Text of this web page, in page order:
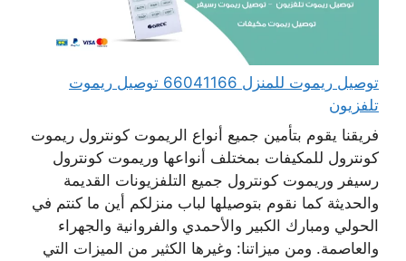
توصيل ريموت للمنزل 66041166 توصيل ريموت
تلفزيون
فريقنا يقوم بتأمين جميع أنواع الريموت كونترول ريموت
كونترول للمكيفات بمختلف أنواعها وريموت كونترول
رسيفر وريموت كونترول جميع التلفزيونات القديمة
والحديثة كما نقوم بتوصيلها لباب منزلكم أين ما كنتم في
الحولي ومبارك الكبير والأحمدي والفروانية والجهراء
والعاصمة. ومن ميزاتنا: وغيرها الكثير من الميزات التي